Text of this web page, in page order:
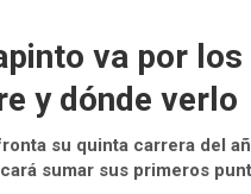
va por
y dónde verlo
su quinta carrera del
sumar sus primeros